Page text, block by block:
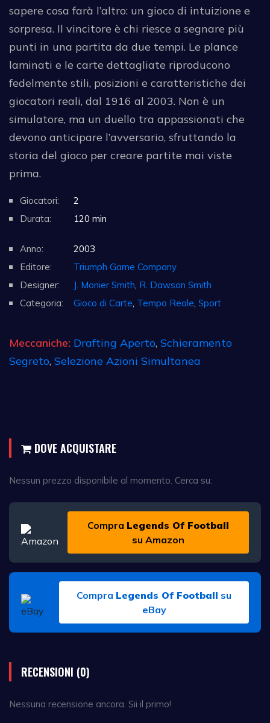
sapere cosa farà l’altro: un gioco di intuizione e
sorpresa. Il vincitore è chi riesce a segnare più
punti in una partita da due tempi. Le plance
laminati e le carte dettagliate riproducono
fedelmente stili, posizioni e caratteristiche dei
giocatori reali, dal 1916 al 2003. Non è un
simulatore, ma un duello tra appassionati che
devono anticipare l’avversario, sfruttando la
storia del gioco per creare partite mai viste
prima.
Giocatori:
2
Durata:
120 min
Anno:
2003
Editore:
Triumph Game Company
Designer:
J. Monier Smith R. Dawson Smith
Categoria:
Gioco di Carte Tempo Reale Sport
Meccaniche: Drafting Aperto, Schieramento
Segreto, Selezione Azioni Simultanea
DOVE ACQUISTARE
Nessun prezzo disponibile al momento. Cerca su:
Compra Legends Of Football
su Amazon
Compra Legends Of Football su
eBay
RECENSIONI (0)
Nessuna recensione ancora. Sii il primo!